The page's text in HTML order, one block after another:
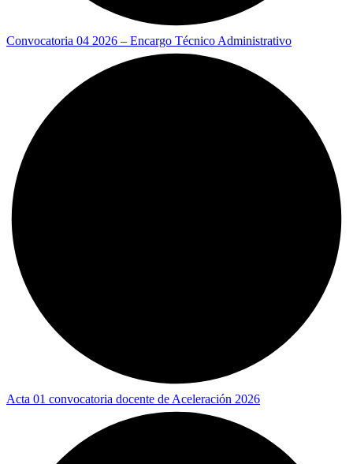
Convocatoria 04 2026 – Encargo Técnico Administrativo
Acta 01 convocatoria docente de Aceleración 2026